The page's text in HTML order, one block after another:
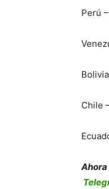
Perú
Chile